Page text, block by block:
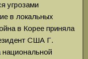
угрозами
в локальных
в Корее приняла
США Г.
национальной